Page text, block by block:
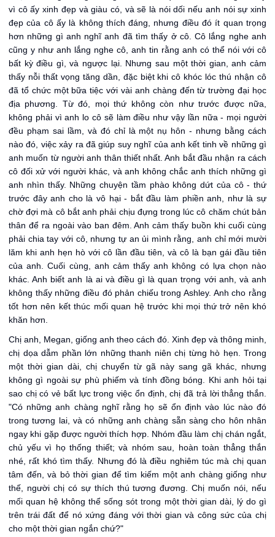
vì cô ấy xinh đẹp và giàu có, và sẽ là nói dối nếu anh nói sự xinh
đẹp của cô ấy là không thích đáng, nhưng điều đó ít quan trọng
hơn những gì anh nghĩ anh đã tìm thấy ở cô. Cô lắng nghe anh
cũng y như anh lắng nghe cô, anh tin rằng anh có thể nói với cô
bất kỳ điều gì, và ngược lại. Nhưng sau một thời gian, anh cảm
thấy nỗi thất vọng tăng dần, đặc biệt khi cô khóc lóc thú nhận cô
đã tổ chức một bữa tiệc với vài anh chàng đến từ trường đại học
địa phương. Từ đó, mọi thứ không còn như trước được nữa,
không phải vì anh lo cô sẽ làm điều như vậy lần nữa - mọi người
đều phạm sai lầm, và đó chỉ là một nụ hôn - nhưng bằng cách
nào đó, việc xảy ra đã giúp suy nghĩ của anh kết tinh về những gì
anh muốn từ người anh thân thiết nhất. Anh bắt đầu nhận ra cách
cô đối xử với người khác, và anh không chắc anh thích những gì
anh nhìn thấy. Những chuyện tầm phào không dứt của cô - thứ
trước đây anh cho là vô hại - bắt đầu làm phiền anh, như là sự
chờ đợi mà cô bắt anh phải chịu đựng trong lúc cô chăm chút bản
thân để ra ngoài vào ban đêm. Anh cảm thấy buồn khi cuối cùng
phải chia tay với cô, nhưng tự an ủi mình rằng, anh chỉ mới mười
lăm khi anh hẹn hò với cô lần đầu tiên, và cô là bạn gái đầu tiên
của anh. Cuối cùng, anh cảm thấy anh không có lựa chọn nào
khác. Anh biết anh là ai và điều gì là quan trọng với anh, và anh
không thấy những điều đó phản chiếu trong Ashley. Anh cho rằng
tốt hơn nên kết thúc mối quan hệ trước khi mọi thứ trở nên khó
khăn hơn.
Chị anh, Megan, giống anh theo cách đó. Xinh đẹp và thông minh,
chị dọa dẫm phần lớn những thanh niên chị từng hò hẹn. Trong
một thời gian dài, chị chuyển từ gã này sang gã khác, nhưng
không gì ngoài sự phù phiếm và tính đồng bóng. Khi anh hỏi tại
sao chị có vẻ bất lực trong việc ổn định, chị đã trả lời thẳng thắn.
"Có những anh chàng nghĩ rằng họ sẽ ổn định vào lúc nào đó
trong tương lai, và có những anh chàng sẵn sàng cho hôn nhân
ngay khi gặp được người thích hợp. Nhóm đầu làm chị chán ngắt,
chủ yếu vì họ thống thiết; và nhóm sau, hoàn toàn thẳng thắn
nhé, rất khó tìm thấy. Nhưng đó là điều nghiêm túc mà chị quan
tâm đến, và bỏ thời gian để tìm kiếm một anh chàng giống như
thế, người chị có sự thích thú tương đương. Chị muốn nói, nếu
mối quan hệ không thể sống sót trong một thời gian dài, lý do gì
trên trái đất để nó xứng đáng với thời gian và công sức của chị
cho một thời gian ngắn chứ?"